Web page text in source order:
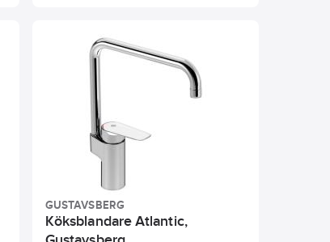
GUSTAVSBERG
Köksblandare Atlantic,